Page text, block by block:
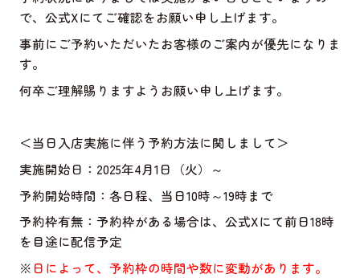
で、公式Xにてご確認をお願い申し上げます。
事前にご予約いただいたお客様のご案内が優先になりま
す。
何卒ご理解賜りますようお願い申し上げます。
＜当日入店実施に伴う予約方法に関しまして＞
実施開始日： 2025年4月1日（火）～
予約開始時間：各日程、当日10時～19時まで
予約枠有無：予約枠がある場合は、公式Xにて前日18時
を目途に配信予定
※日によって、予約枠の時間や数に変動があります。